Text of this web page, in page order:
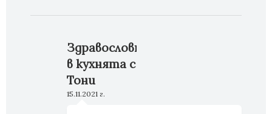
Здравословно
в кухнята с
Тони
15.11.2021 г.